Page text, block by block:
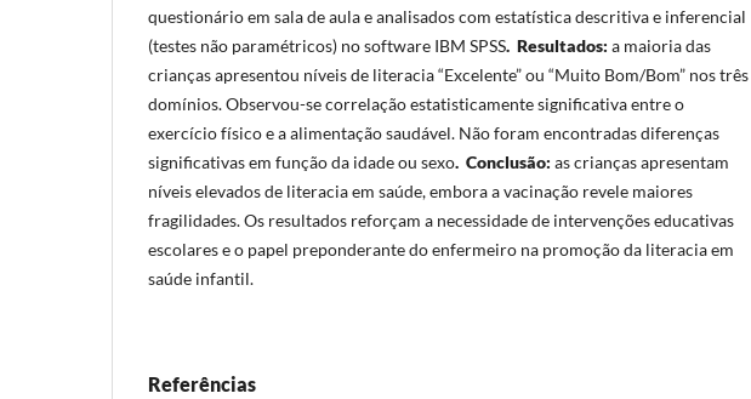
questionário em sala de aula e analisados com estatística descritiva e inferencial
(testes não paramétricos) no software IBM SPSS. Resultados: a maioria das
crianças apresentou níveis de literacia “Excelente” ou “Muito Bom/Bom” nos três
domínios. Observou-se correlação estatisticamente significativa entre o
exercício físico e a alimentação saudável. Não foram encontradas diferenças
significativas em função da idade ou sexo. Conclusão: as crianças apresentam
níveis elevados de literacia em saúde, embora a vacinação revele maiores
fragilidades. Os resultados reforçam a necessidade de intervenções educativas
escolares e o papel preponderante do enfermeiro na promoção da literacia em
saúde infantil.
Referências